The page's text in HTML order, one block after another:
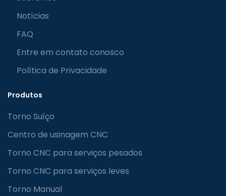
Notícias
FAQ
Entre em contato conosco
Política de Privacidade
Produtos
Torno Suíço
Centro de usinagem CNC
Torno CNC para serviços pesados
Torno CNC para serviços leves
Torno Manual